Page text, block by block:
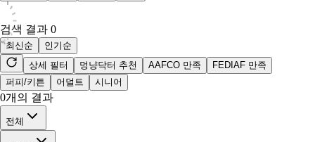
검색 결과 0
최신순
인기순
상세 필터
멍냥닥터 추천 AAFCO 만족
FEDIAF 만족
퍼피/키튼
어덜트 시니어
0개의 결과
전체